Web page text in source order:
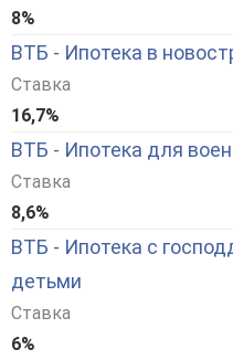
8%
ВТБ - Ипотека в
Ставка
16,7%
ВТБ - Ипотека для
Ставка
8,6%
ВТБ - Ипотека с
детьми
Ставка
6%